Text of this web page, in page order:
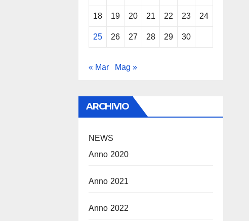
18 19 20 21 22 23 24
25 26 27 28 29 30
« Mar Mag »
ARCHIVIO
NEWS
Anno 2020
Anno 2021
Anno 2022